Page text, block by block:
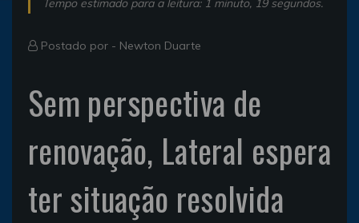
Tempo estimado para a leitura: 1 minuto, 19 segundos.
Postado por - Newton Duarte
Sem perspectiva de
renovação, Lateral espera
ter situação resolvida